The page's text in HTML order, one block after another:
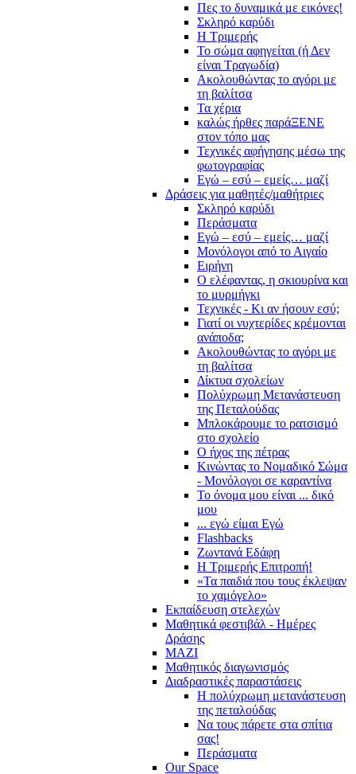
Πες το δυναμικά με εικόνες!
Σκληρό καρύδι
Η Τριμερής
Το σώμα αφηγείται (ή Δεν
είναι Τραγωδία)
Ακολουθώντας το αγόρι με
τη βαλίτσα
Τα χέρια
καλώς ήρθες παράΞΕΝΕ
στον τόπο μας
Τεχνικές αφήγησης μέσω της
φωτογραφίας
Εγώ – εσύ – εμείς… μαζί
Δράσεις για μαθητές/μαθήτριες
Σκληρό καρύδι
Περάσματα
Εγώ – εσύ – εμείς… μαζί
Μονόλογοι από το Αιγαίο
Ειρήνη
Ο ελέφαντας, η σκιουρίνα και
το μυρμήγκι
Τεχνικές - Κι αν ήσουν εσύ;
Γιατί οι νυχτερίδες κρέμονται
ανάποδα;
Ακολουθώντας το αγόρι με
τη βαλίτσα
Δίκτυα σχολείων
Πολύχρωμη Μετανάστευση
της Πεταλούδας
Μπλοκάρουμε το ρατσισμό
στο σχολείο
Ο ήχος της πέτρας
Κινώντας το Νομαδικό Σώμα
- Μονόλογοι σε καραντίνα
Το όνομα μου είναι ... δικό
μου
... εγώ είμαι Εγώ
Flashbacks
Ζωντανά Εδάφη
Η Τριμερής Επιτροπή!
«Τα παιδιά που τους έκλεψαν
το χαμόγελο»
Εκπαίδευση στελεχών
Μαθητικά φεστιβάλ - Ημέρες
Δράσης
ΜΑΖΙ
Μαθητικός διαγωνισμός
Διαδραστικές παραστάσεις
Η πολύχρωμη μετανάστευση
της πεταλούδας
Να τους πάρετε στα σπίτια
σας!
Περάσματα
Our Space